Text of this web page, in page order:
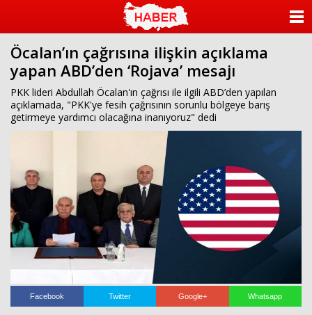
Öcalan’ın çağrısına ilişkin açıklama
yapan ABD’den ‘Rojava’ mesajı
PKK lideri Abdullah Öcalan'ın çağrısı ile ilgili ABD’den yapılan
açıklamada, "PKK'ye fesih çağrısının sorunlu bölgeye barış
getirmeye yardımcı olacağına inanıyoruz" dedi
Facebook Twitter Google+ Whatsapp
KATEGORİLER
ANKETLER
VİDEO GALERİ
KÜNYE
İLETİŞİM